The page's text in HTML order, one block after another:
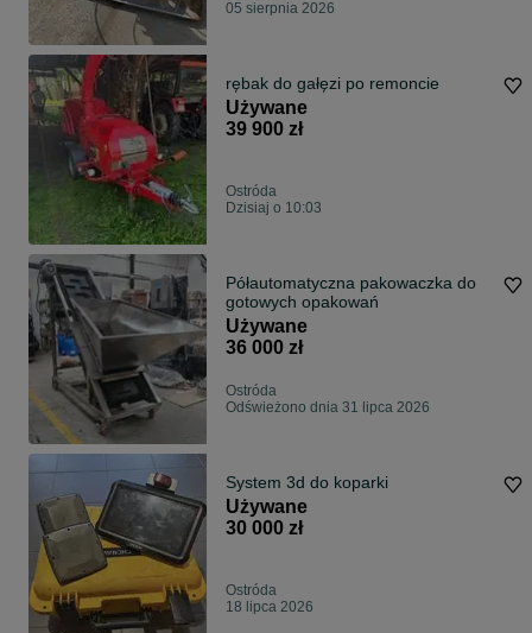
05 sierpnia 2026
rębak do gałęzi po remoncie
Używane
39 900 zł
Ostróda
Dzisiaj o 10:03
Półautomatyczna pakowaczka do
gotowych opakowań
Używane
36 000 zł
Ostróda
Odświeżono dnia 31 lipca 2026
System 3d do koparki
Używane
30 000 zł
Ostróda
18 lipca 2026